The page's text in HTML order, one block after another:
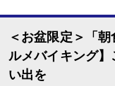
＜お盆限定＞「
ルメバイキング
い出を